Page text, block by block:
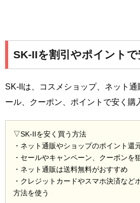
SK-IIを割引やポイントで
SK-IIは、コスメショップ、ネット
ール、クーポン、ポイントで安く購
▽SK-IIを安く買う方法
・ネット通販やショップのポイント還
・セールやキャンペーン、クーポンを
・ネット通販は送料無料がおすすめ
・クレジットカードやスマホ決済など
方法を使う